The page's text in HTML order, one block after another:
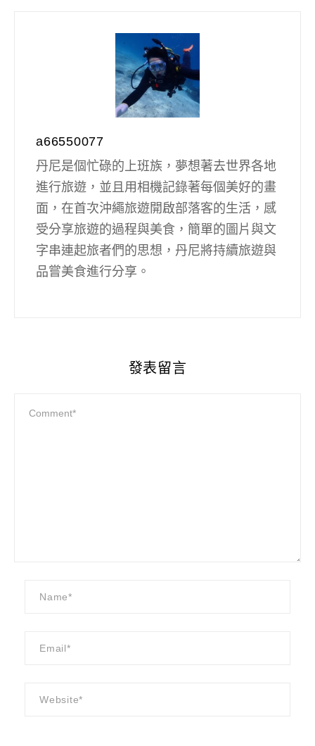
a66550077
丹尼是個忙碌的上班族，夢想著去世界各地
進行旅遊，並且用相機記錄著每個美好的畫
面，在首次沖繩旅遊開啟部落客的生活，感
受分享旅遊的過程與美食，簡單的圖片與文
字串連起旅者們的思想，丹尼將持續旅遊與
品嘗美食進行分享。
發表留言